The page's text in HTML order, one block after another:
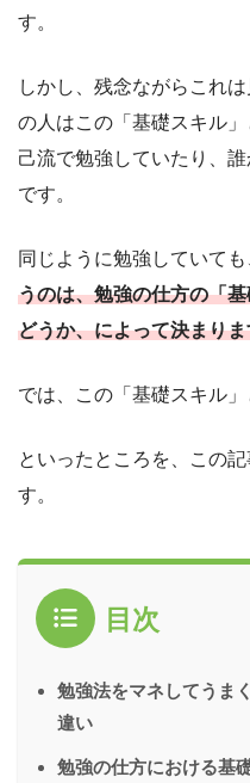
す。
しかし、残念ながらこれ
の人はこの「基礎スキル
己流で勉強していたり、
です。
同じように勉強していても
うのは、勉強の仕方の「
どうか、によって決まり
では、この「基礎スキル
といったところを、この
す。
目次
勉強法をマネしてうま
違い
勉強の仕方における基